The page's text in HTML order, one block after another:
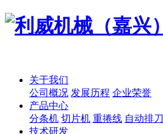
关于我们
公司概况 发展历程 企业荣誉
产品中心
分条机 切片机 重捲线 自动排刀
技术研发